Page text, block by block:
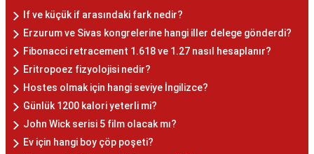
If ve küçük if arasındaki fark nedir?
Erzurum ve Sivas kongrelerine hangi iller delege gönderdi?
Fibonacci retracement 1.618 ve 1.27 nasıl hesaplanır?
Eritropoez fizyolojisi nedir?
Hostes olmak için hangi seviye İngilizce?
Günlük 1200 kalori yeterli mi?
John Wick serisi 5 film olacak mı?
Ev için hangi boy çöp poşeti?